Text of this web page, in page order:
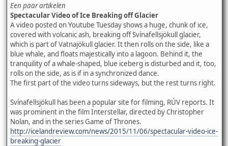
Een paar artikelen
Spectacular Video of Ice Breaking off Glacier
A video posted on Youtube Tuesday shows a huge, chunk of ice,
covered with volcanic ash, breaking off Svínafellsjökull glacier,
which is part of Vatnajökull glacier. It then rolls on the side, like a
blue whale, and floats majestically into a lagoon. Behind it, the
tranquility of a whale-shaped, blue iceberg is disturbed and it, too,
rolls on the side, as is if in a synchronized dance.
The first part of the video turns sideways, but the rest turns right.
Svínafellsjökull has been a popular site for filming, RÚV reports. It
was prominent in the film Interstellar, directed by Christopher
Nolan, and in the series Game of Thrones.
http://icelandreview.com/news/2015/11/06/spectacular-video-ice-
breaking-glacier